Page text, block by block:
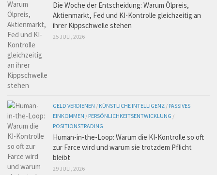
Die Woche der Entscheidung: Warum Ölpreis,
Aktienmarkt, Fed und KI-Kontrolle gleichzeitig an
ihrer Kippschwelle stehen
25 JULI, 2026
GELD VERDIENEN / KÜNSTLICHE INTELLIGENZ / PASSIVES
EINKOMMEN / PERSÖNLICHKEITSENTWICKLUNG /
POSITIONSTRADING
Human-in-the-Loop: Warum die KI-Kontrolle so oft
zur Farce wird und warum sie trotzdem Pflicht
bleibt
29 JULI, 2026